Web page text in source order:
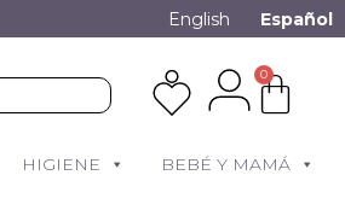
English Español
0
HIGIENE BEBÉ Y MAMÁ